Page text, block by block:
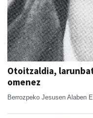
Otoitzaldia,
omenez
Berrozpeko Jesusen Alaben